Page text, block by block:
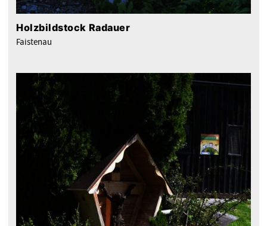
Holzbildstock Radauer
Faistenau